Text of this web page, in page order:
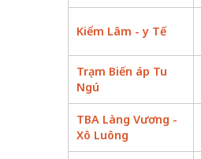
Kiểm Lâm - y Tế
Trạm Biến áp Tu
Ngú
TBA Làng Vương -
Xô Luông